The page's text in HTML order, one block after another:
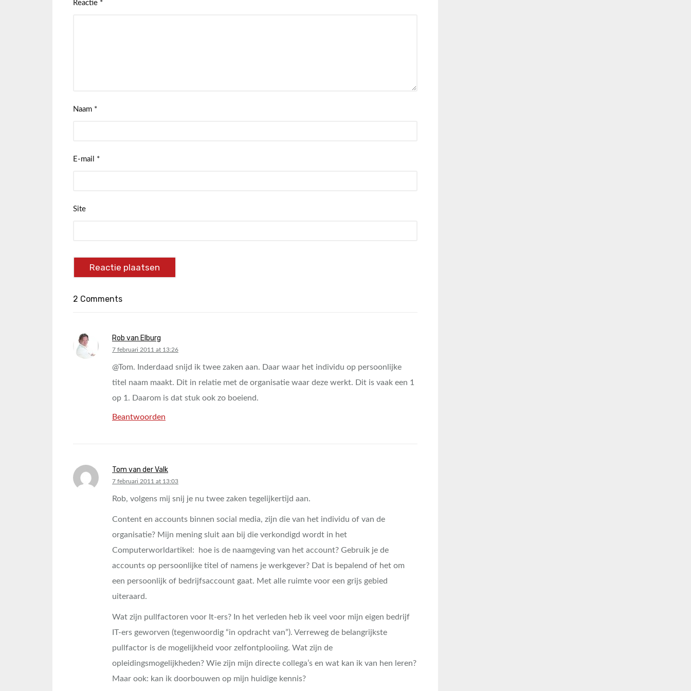
Reactie *
Naam *
E-mail *
Site
2 Comments
Rob van Elburg
says:
7 februari 2011 at 13:26
@Tom. Inderdaad snijd ik twee zaken aan. Daar waar het individu op persoonlijke
titel naam maakt. Dit in relatie met de organisatie waar deze werkt. Dit is vaak een 1
op 1. Daarom is dat stuk ook zo boeiend.
Beantwoorden
Tom van der Valk
says:
7 februari 2011 at 13:03
Rob, volgens mij snij je nu twee zaken tegelijkertijd aan.
Content en accounts binnen social media, zijn die van het individu of van de
organisatie? Mijn mening sluit aan bij die verkondigd wordt in het
Computerworldartikel: hoe is de naamgeving van het account? Gebruik je de
accounts op persoonlijke titel of namens je werkgever? Dat is bepalend of het om
een persoonlijk of bedrijfsaccount gaat. Met alle ruimte voor een grijs gebied
uiteraard.
Wat zijn pullfactoren voor It-ers? In het verleden heb ik veel voor mijn eigen bedrijf
IT-ers geworven (tegenwoordig “in opdracht van”). Verreweg de belangrijkste
pullfactor is de mogelijkheid voor zelfontplooiing. Wat zijn de
opleidingsmogelijkheden? Wie zijn mijn directe collega’s en wat kan ik van hen leren?
Maar ook: kan ik doorbouwen op mijn huidige kennis?